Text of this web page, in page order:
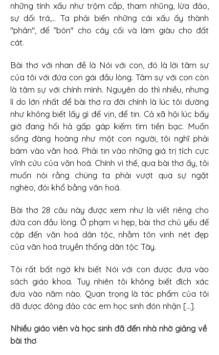
những tính xấu như trộm cắp, tham nhũng, lừa đảo,
sự dối trá,... Ta phải biến những cái xấu ấy thành
"phân", để “bón" cho cây cối và làm giàu cho đất
cát.
Bài thơ với nhan đề là Nói với con, đó là lời tâm sự
của tôi với đứa con gái đầu lòng. Tâm sự với con còn
là tâm sự với chính mình. Nguyên do thì nhiều, nhưng
lí do lớn nhất để bài thơ ra đời chính là lúc tôi dường
như không biết lấy gì để vịn, để tin. Cả xã hội lúc bấy
giờ đang hối hả gấp gáp kiếm tìm tiền bạc. Muốn
sống đàng hoàng như một con người, tôi nghĩ phải
bám vào văn hoá. Phải tin vào những giá trị tích cực
vĩnh cửu của văn hoá. Chính vì thế, qua bài thơ ấy, tôi
muốn nói rằng chúng ta phải vượt qua sự ngặt
nghèo, đói khổ bằng văn hoá.
Bài thơ 28 câu này được xem như là viết riêng cho
đứa con đầu lòng. Ở phạm vi hẹp, bài thơ chủ yếu để
cập đến văn hoá dân tộc, nhằm tôn vinh nét đẹp
của văn hoá truyền thống dân tộc Tày.
Tôi rất bất ngờ khi biết Nói với con được đưa vào
sách giáo khoa. Tuy nhiên tôi không biết đích xác
đưa vào năm nào. Quan trọng là tác phẩm của tôi
đã được đông đảo các em học sinh đón nhận [...].
Nhiều giáo viên và học sinh đã đến nhà nhờ giảng về
bài thơ